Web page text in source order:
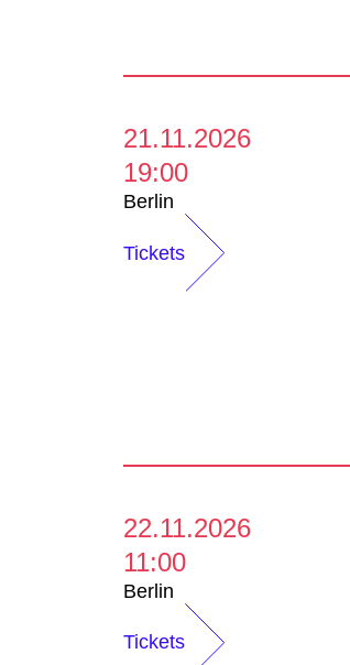
21.11.2026
19:00
Berlin
Tickets
22.11.2026
11:00
Berlin
Tickets